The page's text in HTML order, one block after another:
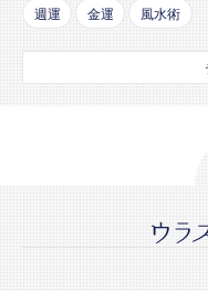
週運 金運 風水術